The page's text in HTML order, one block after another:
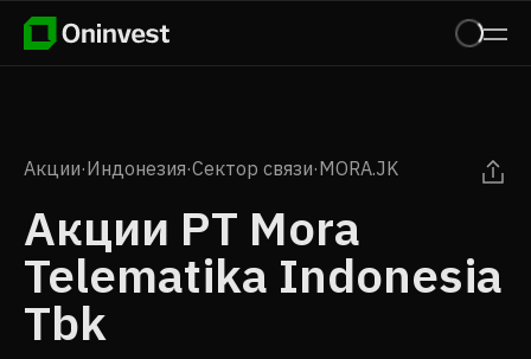
Акции·Индонезия·Сектор связи·MORA.JK
Акции PT Mora
Telematika Indonesia
Tbk